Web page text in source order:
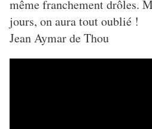
même franchement drôles.
jours, on aura tout oublié !
Jean Aymar de Thou